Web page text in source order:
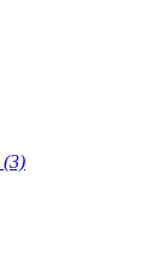
(3)